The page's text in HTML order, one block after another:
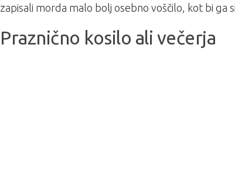
zapisali morda malo bolj osebno voščilo, kot bi ga
Praznično kosilo ali večerja